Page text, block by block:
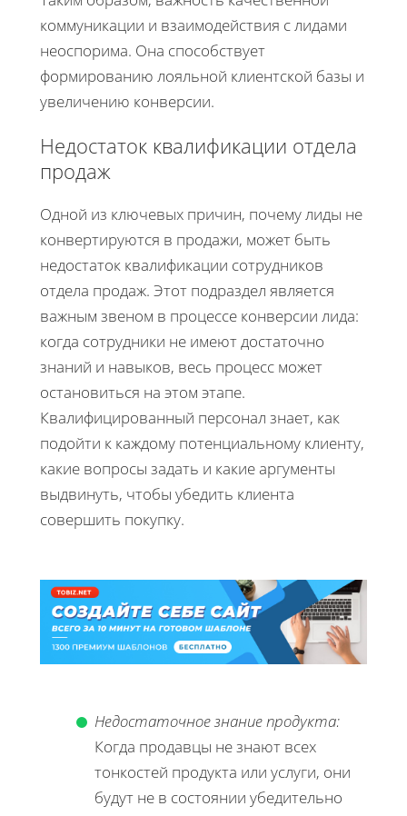
коммуникации и взаимодействия с лидами
неоспорима. Она способствует
формированию лояльной клиентской базы и
увеличению конверсии.
Недостаток квалификации отдела
продаж
Одной из ключевых причин, почему лиды не
конвертируются в продажи, может быть
недостаток квалификации сотрудников
отдела продаж. Этот подраздел является
важным звеном в процессе конверсии лида:
когда сотрудники не имеют достаточно
знаний и навыков, весь процесс может
остановиться на этом этапе.
Квалифицированный персонал знает, как
подойти к каждому потенциальному клиенту,
какие вопросы задать и какие аргументы
выдвинуть, чтобы убедить клиента
совершить покупку.
Недостаточное знание продукта:
Когда продавцы не знают всех
тонкостей продукта или услуги, они
будут не в состоянии убедительно